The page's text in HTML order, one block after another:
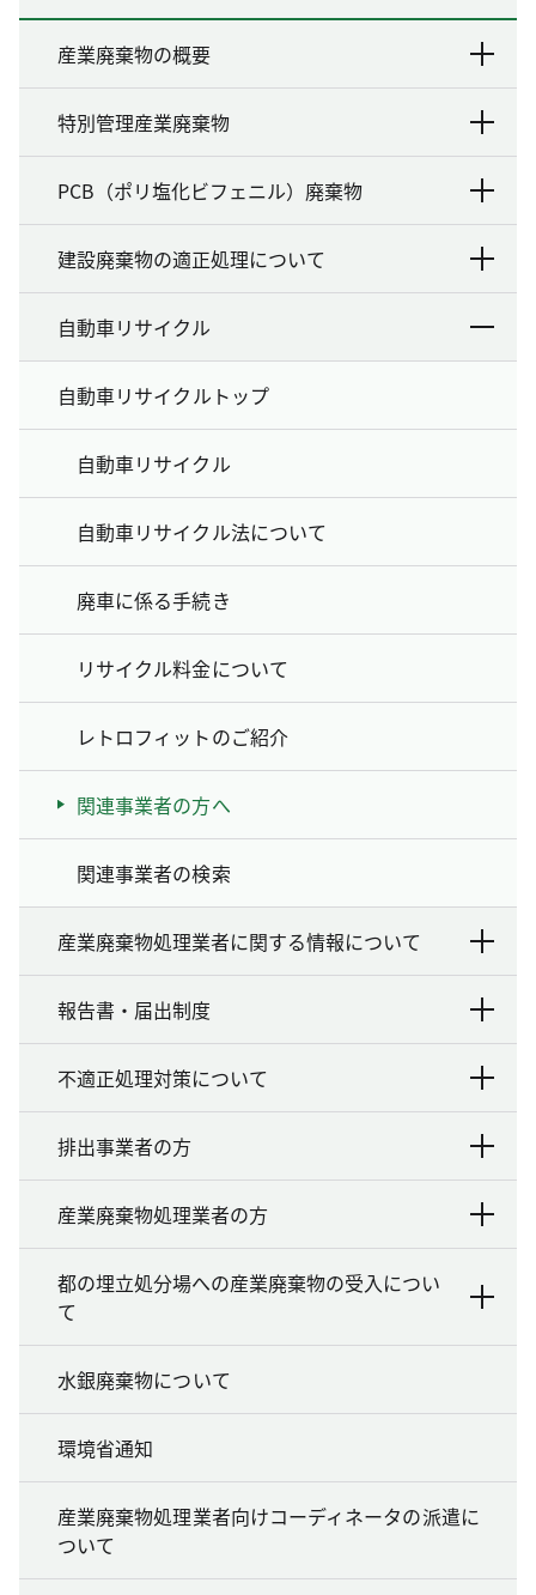
産業廃棄物の概要
特別管理産業廃棄物
PCB（ポリ塩化ビフェニル）廃棄物
建設廃棄物の適正処理について
自動車リサイクル
自動車リサイクルトップ
自動車リサイクル
自動車リサイクル法について
廃車に係る手続き
リサイクル料金について
レトロフィットのご紹介
関連事業者の方へ
関連事業者の検索
産業廃棄物処理業者に関する情報について
報告書・届出制度
不適正処理対策について
排出事業者の方
産業廃棄物処理業者の方
都の埋立処分場への産業廃棄物の受入につい
て
水銀廃棄物について
環境省通知
産業廃棄物処理業者向けコーディネータの派遣に
ついて